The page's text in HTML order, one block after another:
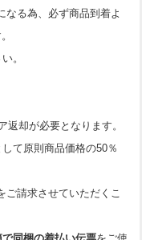
なる為、必ず商品到着よ
。
却が必要となります。
て原則商品価格の50％
請求させていただくこ